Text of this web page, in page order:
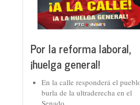
Por la reforma laboral,
¡huelga general!
En la calle responderá el
burla de la ultraderecha en el
Senado